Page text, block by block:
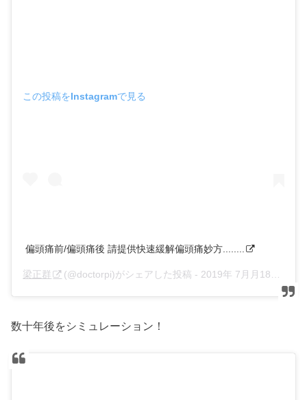
この投稿をInstagramで見る
偏頭痛前/偏頭痛後 請提供快速緩解偏頭痛妙方........
梁正群 (@doctorpi)がシェアした投稿 - 2019年 7月月18日午後11時00分PDT
数十年後をシミュレーション！